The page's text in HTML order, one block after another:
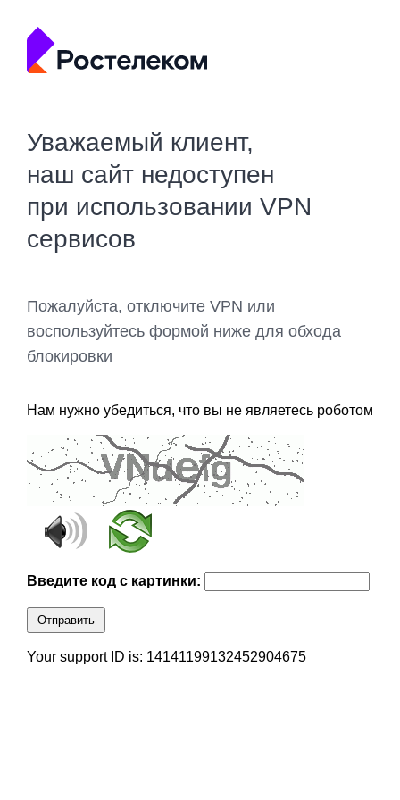
Уважаемый клиент,
наш сайт недоступен
при использовании VPN
сервисов
Пожалуйста, отключите VPN или
воспользуйтесь формой ниже для обхода
блокировки
Нам нужно убедиться, что вы не являетесь роботом
Введите код с картинки:
Отправить
Your support ID is: 14141199132452904675